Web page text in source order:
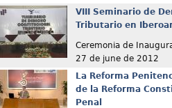
VIII Seminario de
Tributario en
Ceremonia de
27 de june de 2012
La Reforma
de la Reforma
Penal